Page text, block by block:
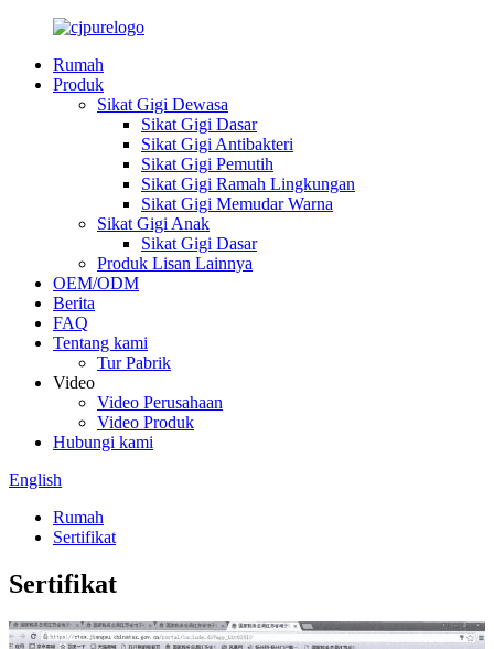
Rumah
Produk
Sikat Gigi Dewasa
Sikat Gigi Dasar
Sikat Gigi Antibakteri
Sikat Gigi Pemutih
Sikat Gigi Ramah Lingkungan
Sikat Gigi Memudar Warna
Sikat Gigi Anak
Sikat Gigi Dasar
Produk Lisan Lainnya
OEM/ODM
Berita
FAQ
Tentang kami
Tur Pabrik
Video
Video Perusahaan
Video Produk
Hubungi kami
English
Rumah
Sertifikat
Sertifikat